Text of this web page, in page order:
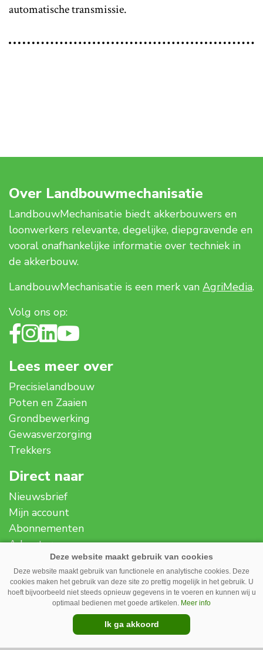
automatische transmissie.
Over Landbouwmechanisatie
LandbouwMechanisatie biedt akkerbouwers en
loonwerkers relevante, degelijke, diepgravende en
vooral onafhankelijke informatie over techniek in
de akkerbouw.
LandbouwMechanisatie is een merk van AgriMedia.
Volg ons op:
Lees meer over
Precisielandbouw
Poten en Zaaien
Grondbewerking
Gewasverzorging
Trekkers
Direct naar
Nieuwsbrief
Mijn account
Abonnementen
Adverteren
Over ons
Contact
Disclaimer
Deze website maakt gebruik van functionele en analytische cookies. Deze
cookies maken het gebruik van deze site zo prettig mogelijk in het gebruik. U
hoeft bijvoorbeeld niet steeds opnieuw gegevens in te voeren en kunnen wij u
optimaal bedienen met goede artikelen. Meer info
Ik ga akkoord